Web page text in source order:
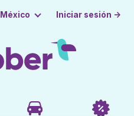
México Iniciar sesión →